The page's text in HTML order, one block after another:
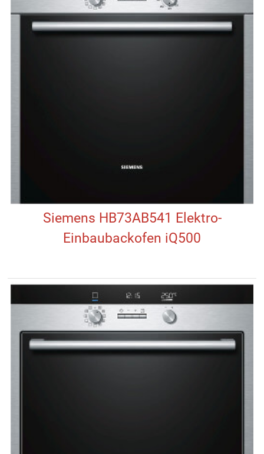
Siemens HB73AB541 Elektro-
Einbaubackofen iQ500